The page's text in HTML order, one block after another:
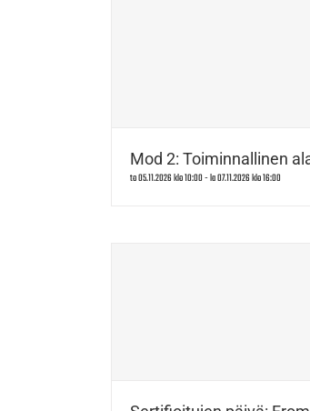
Mod 2: Toiminnallinen
to 05.11.2026 klo 10:00-la 07.11.2026 klo 16:00